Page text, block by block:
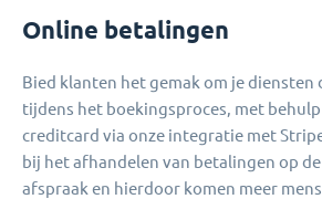
Online betalingen
Bied klanten het gemak om je diensten
tijdens het boekingsproces, met
creditcard via onze integratie met
bij het afhandelen van betalingen op
afspraak en hierdoor komen meer